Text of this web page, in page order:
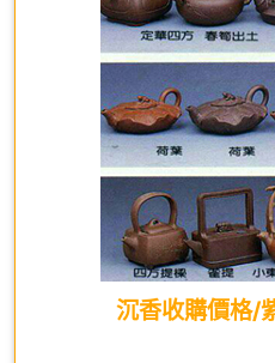
沉香收購價格/